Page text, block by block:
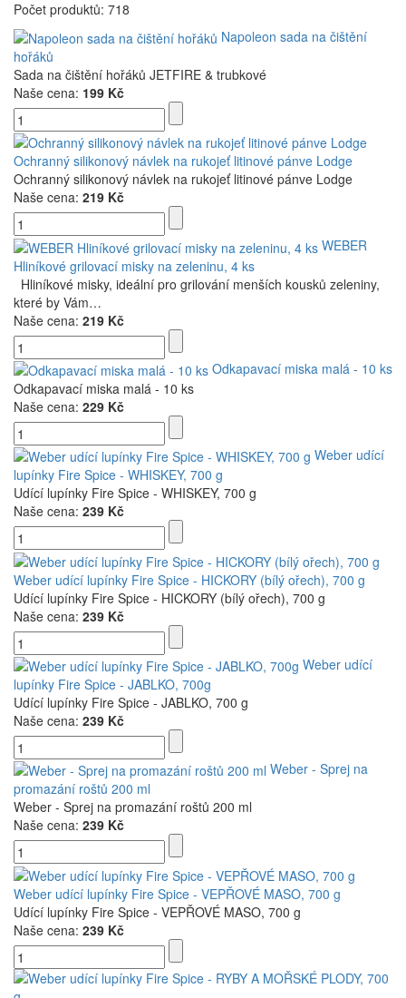
Počet produktů: 718
Napoleon sada na čištění
hořáků
Sada na čištění hořáků JETFIRE & trubkové
Naše cena: 199 Kč
Ochranný silikonový návlek na rukojeť litinové pánve Lodge
Ochranný silikonový návlek na rukojeť litinové pánve Lodge
Naše cena: 219 Kč
WEBER
Hliníkové grilovací misky na zeleninu, 4 ks
Hliníkové misky, ideální pro grilování menších kousků zeleniny,
které by Vám…
Naše cena: 219 Kč
Odkapavací miska malá - 10 ks
Odkapavací miska malá - 10 ks
Naše cena: 229 Kč
Weber udící
lupínky Fire Spice - WHISKEY, 700 g
Udící lupínky Fire Spice - WHISKEY, 700 g
Naše cena: 239 Kč
Weber udící lupínky Fire Spice - HICKORY (bílý ořech), 700 g
Udící lupínky Fire Spice - HICKORY (bílý ořech), 700 g
Naše cena: 239 Kč
Weber udící
lupínky Fire Spice - JABLKO, 700g
Udící lupínky Fire Spice - JABLKO, 700 g
Naše cena: 239 Kč
Weber - Sprej na
promazání roštů 200 ml
Weber - Sprej na promazání roštů 200 ml
Naše cena: 239 Kč
Weber udící lupínky Fire Spice - VEPŘOVÉ MASO, 700 g
Udící lupínky Fire Spice - VEPŘOVÉ MASO, 700 g
Naše cena: 239 Kč